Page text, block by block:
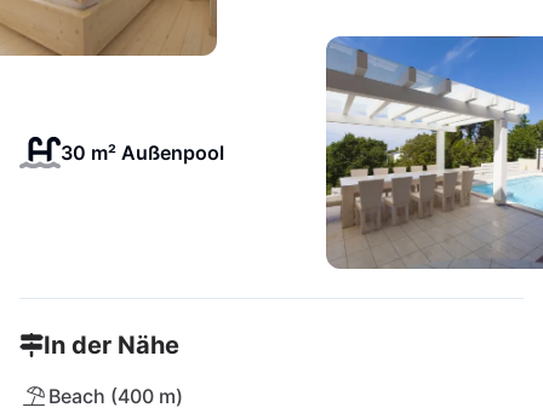
30 m² Außenpool
In der Nähe
Beach (400 m)